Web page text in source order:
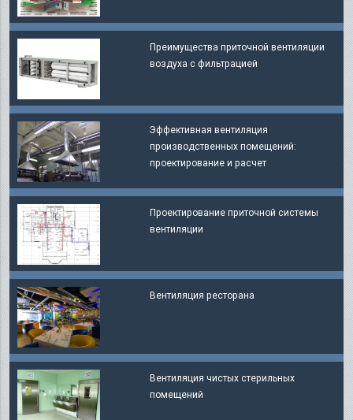
Преимущества приточной вентиляции
воздуха с фильтрацией
Эффективная вентиляция
производственных помещений:
проектирование и расчет
Проектирование приточной системы
вентиляции
Вентиляция ресторана
Вентиляция чистых стерильных
помещений